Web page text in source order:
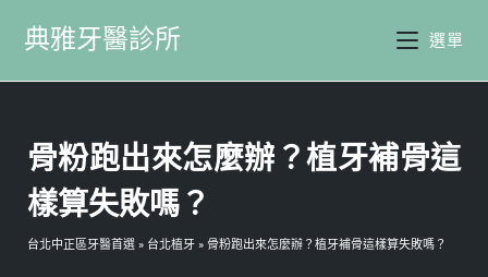
典雅牙醫診所 選單
骨粉跑出來怎麼辦？植牙補骨這
樣算失敗嗎？
台北中正區牙醫首選 » 台北植牙 » 骨粉跑出來怎麼辦？植牙補骨這樣算失敗嗎？